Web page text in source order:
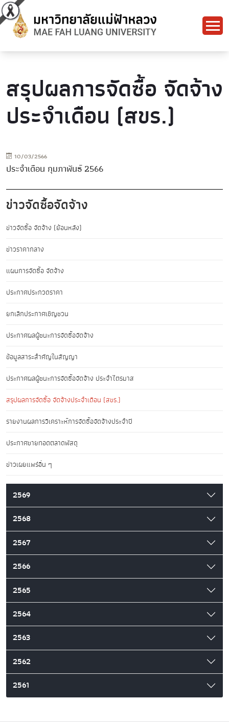
สรุปผลการจัดซื้อ จัดจ้าง
ประจำเดือน (สขร.)
10/03/2566
ประจำเดือน กุมภาพันธ์ 2566
ข่าวจัดซื้อจัดจ้าง
ข่าวจัดซื้อ จัดจ้าง (ย้อนหลัง)
ข่าวราคากลาง
แผนการจัดซื้อ จัดจ้าง
ประกาศประกวดราคา
ยกเลิกประกาศเชิญชวน
ประกาศผลผู้ชนะการจัดซื้อจัดจ้าง
ข้อมูลสาระสำคัญในสัญญา
ประกาศผลผู้ชนะการจัดซื้อจัดจ้าง ประจำไตรมาส
สรุปผลการจัดซื้อ จัดจ้างประจำเดือน (สขร.)
รายงานผลการวิเคราะห์การจัดซื้อจัดจ้างประจำปี
ประกาศขายทอดตลาดพัสดุ
ข่าวเผยแพร่อื่น ๆ
2569
2568
2567
2566
2565
2564
2563
2562
2561